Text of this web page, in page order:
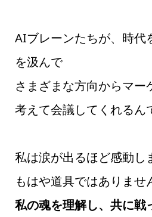
AIブレーンたちが、時代
を汲んで
さまざまな方向からマー
考えて会議してくれるん
私は涙が出るほど感動し
もはや道具ではありませ
私の魂を理解し、共に戦